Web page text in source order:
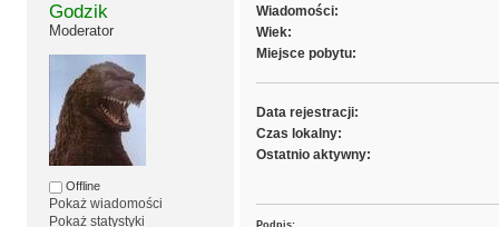
Godzik
Moderator
Offline
Pokaż wiadomości
Pokaż statystyki
Wiadomości:
Wiek:
Miejsce pobytu:
Data rejestracji:
Czas lokalny:
Ostatnio aktywny: